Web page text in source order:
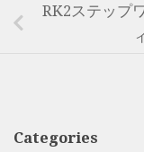
RK2ステップ
Categories